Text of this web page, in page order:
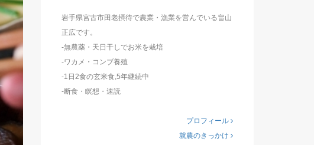
岩手県宮古市田老摂待で農業・漁業を営んでいる畠山
正広です。
-無農薬・天日干しでお米を栽培
-ワカメ・コンブ養殖
-1日2食の玄米食,5年継続中
-断食・瞑想・速読
プロフィール
就農のきっかけ